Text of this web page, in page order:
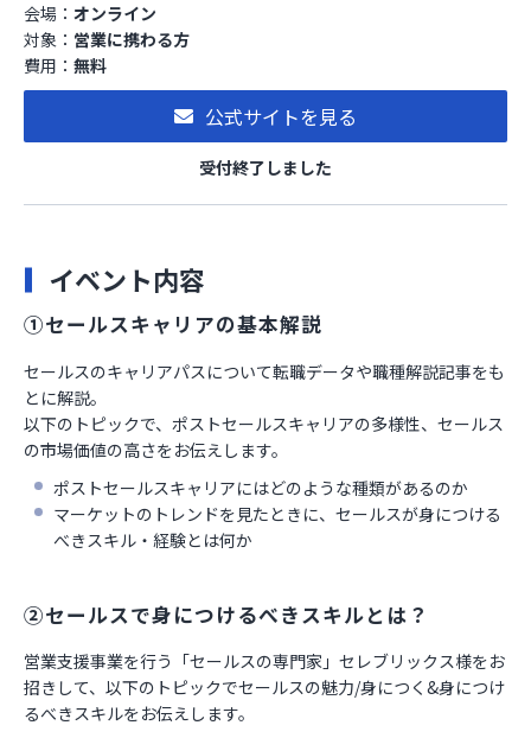
会場： オンライン
対象： 営業に携わる方
費用： 無料
公式サイトを見る
受付終了しました
イベント内容
①セールスキャリアの基本解説
セールスのキャリアパスについて転職データや職種解説記事をも
とに解説。
以下のトピックで、ポストセールスキャリアの多様性、セールス
の市場価値の高さをお伝えします。
ポストセールスキャリアにはどのような種類があるのか
マーケットのトレンドを見たときに、セールスが身につける
べきスキル・経験とは何か
②セールスで身につけるべきスキルとは？
営業支援事業を行う「セールスの専門家」セレブリックス様をお
招きして、以下のトピックでセールスの魅力/身につく&身につけ
るべきスキルをお伝えします。